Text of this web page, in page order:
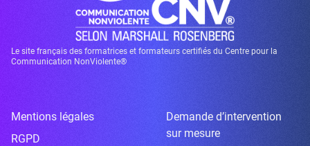
Le site français des formatrices et formateurs certifiés du Centre pour la
Communication NonViolente®
Mentions légales
RGPD
Demande d’intervention
sur mesure